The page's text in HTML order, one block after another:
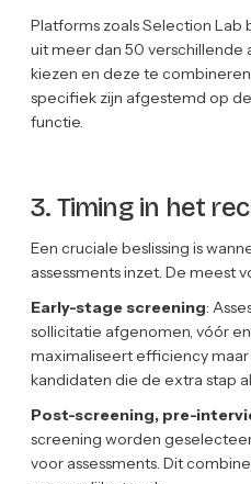
Platforms zoals Selection
uit meer dan 50
kiezen en deze te
specifiek zijn afgestemd op
functie.
3. Timing in het
Een cruciale beslissing is
assessments inzet. De meest
Early-stage screening:
sollicitatie afgenomen, vóór
maximaliseert efficiency
kandidaten die de extra stap
Post-screening, pre-
screening worden
voor assessments. Dit